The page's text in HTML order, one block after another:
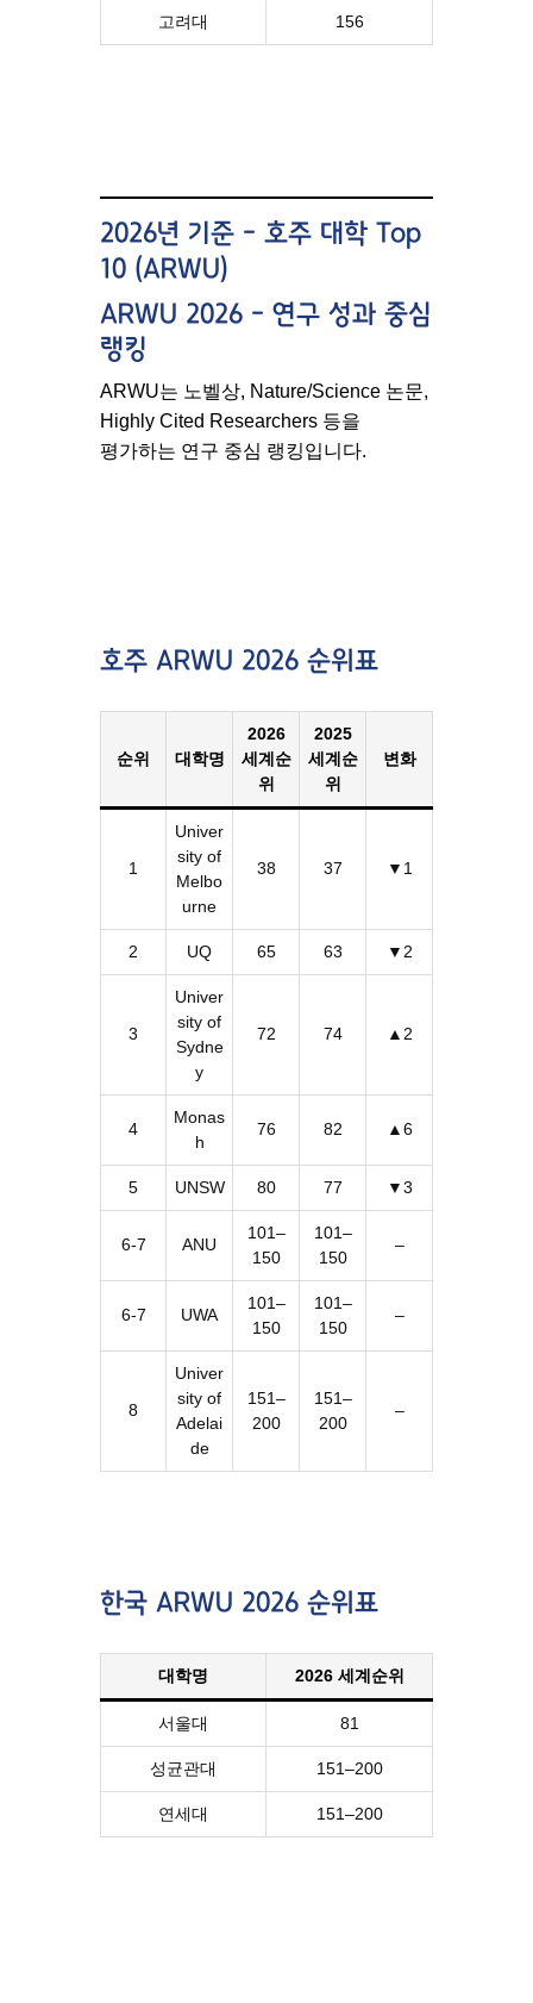
고려대 156
2026년 기준 – 호주 대학 Top
10 (ARWU)
ARWU 2026 – 연구 성과 중심
랭킹
ARWU는 노벨상, Nature/Science 논문,
Highly Cited Researchers 등을
평가하는 연구 중심 랭킹입니다.
호주 ARWU 2026 순위표
순위 대학명
2026
세계순
위
2025
세계순
위
변화
1
Univer
sity of
Melbo
urne
38 37 ▼1
2 UQ 65 63 ▼2
3
Univer
sity of
Sydne
y
72 74 ▲2
4
Monas
h
76 82 ▲6
5 UNSW 80 77 ▼3
6-7 ANU
101–
150
101–
150
–
6-7 UWA
101–
150
101–
150
–
8
Univer
sity of
Adelai
de
151–
200
151–
200
–
한국 ARWU 2026 순위표
대학명 2026 세계순위
서울대 81
성균관대 151–200
연세대 151–200